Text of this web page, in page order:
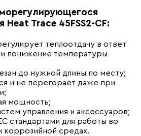
Heat Trace 45FSS2-CF:
теплоотдачу в ответ
понижение температуры
до нужной длины по месту;
и не перегорает даже при
мощность;
управления и аксессуаров;
стандартами для работы во
коррозийной средах.